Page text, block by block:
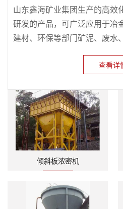
山东鑫海矿业集团生产的高效
研发的产品，可广泛应用于冶
建材、环保等部门矿泥、废水
查看详
倾斜板浓密机